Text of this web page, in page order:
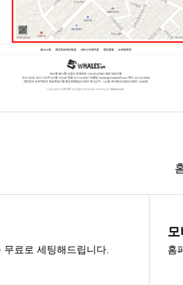
무료로 세팅해드립니다. 홈